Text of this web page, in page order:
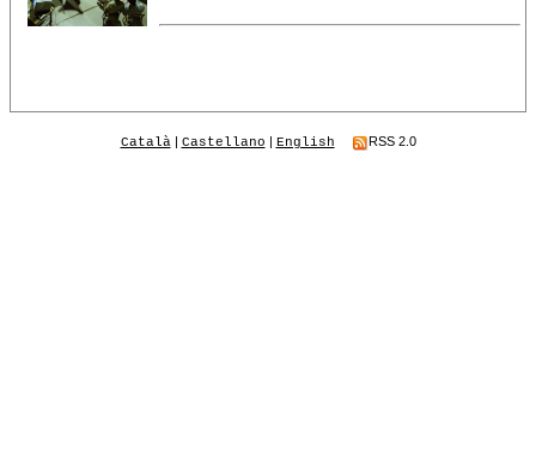
Català | Castellano | English RSS 2.0